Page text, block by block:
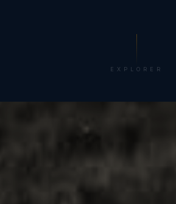
EXPLORER